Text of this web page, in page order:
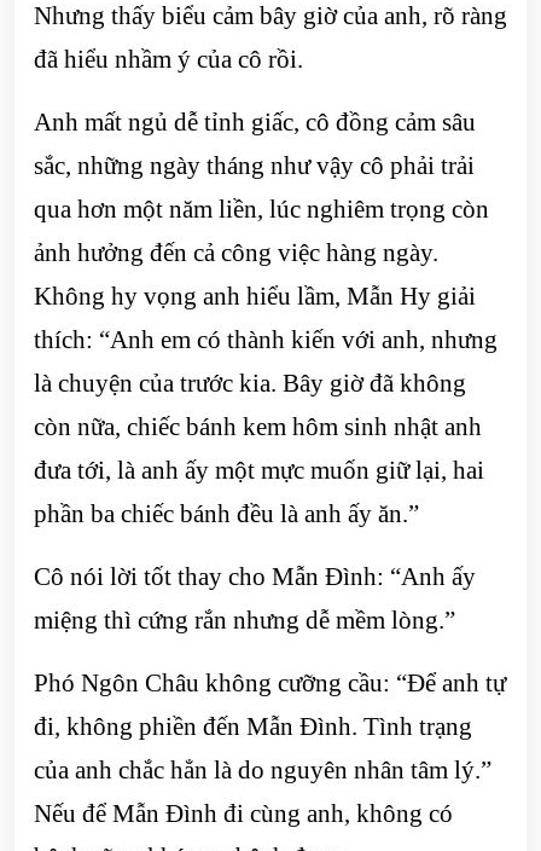
Nhưng thấy biểu cảm bây giờ của anh, rõ ràng
đã hiểu nhầm ý của cô rồi.
Anh mất ngủ dễ tỉnh giấc, cô đồng cảm sâu
sắc, những ngày tháng như vậy cô phải trải
qua hơn một năm liền, lúc nghiêm trọng còn
ảnh hưởng đến cả công việc hàng ngày.
Không hy vọng anh hiểu lầm, Mẫn Hy giải
thích: “Anh em có thành kiến với anh, nhưng
là chuyện của trước kia. Bây giờ đã không
còn nữa, chiếc bánh kem hôm sinh nhật anh
đưa tới, là anh ấy một mực muốn giữ lại, hai
phần ba chiếc bánh đều là anh ấy ăn.”
Cô nói lời tốt thay cho Mẫn Đình: “Anh ấy
miệng thì cứng rắn nhưng dễ mềm lòng.”
Phó Ngôn Châu không cưỡng cầu: “Để anh tự
đi, không phiền đến Mẫn Đình. Tình trạng
của anh chắc hẳn là do nguyên nhân tâm lý.”
Nếu để Mẫn Đình đi cùng anh, không có